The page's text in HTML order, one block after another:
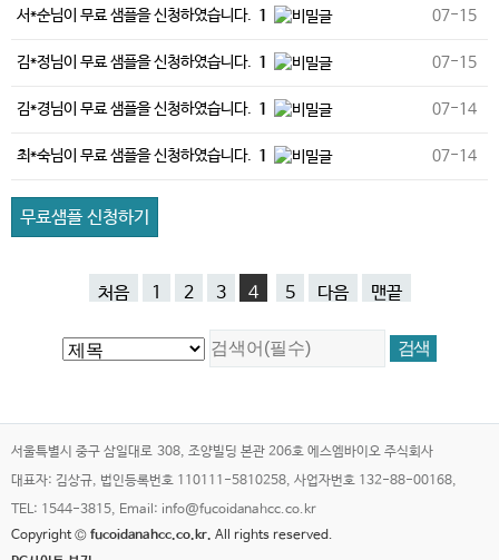
서*순님이 무료 샘플을 신청하였습니다. 1 07-15
김*정님이 무료 샘플을 신청하였습니다. 1 07-15
김*경님이 무료 샘플을 신청하였습니다. 1 07-14
최*숙님이 무료 샘플을 신청하였습니다. 1 07-14
무료샘플 신청하기
처음 1 2 3 4 5 다음 맨끝
서울특별시 중구 삼일대로 308, 조양빌딩 본관 206호 에스엠바이오 주식회사
대표자: 김상규, 법인등록번호 110111-5810258, 사업자번호 132-88-00168,
TEL: 1544-3815, Email: info@fucoidanahcc.co.kr
Copyright © fucoidanahcc.co.kr. All rights reserved.